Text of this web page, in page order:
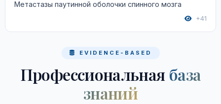
Метастазы паутинной оболочки спинного мозга
+41
EVIDENCE-BASED
Профессиональная база
знаний